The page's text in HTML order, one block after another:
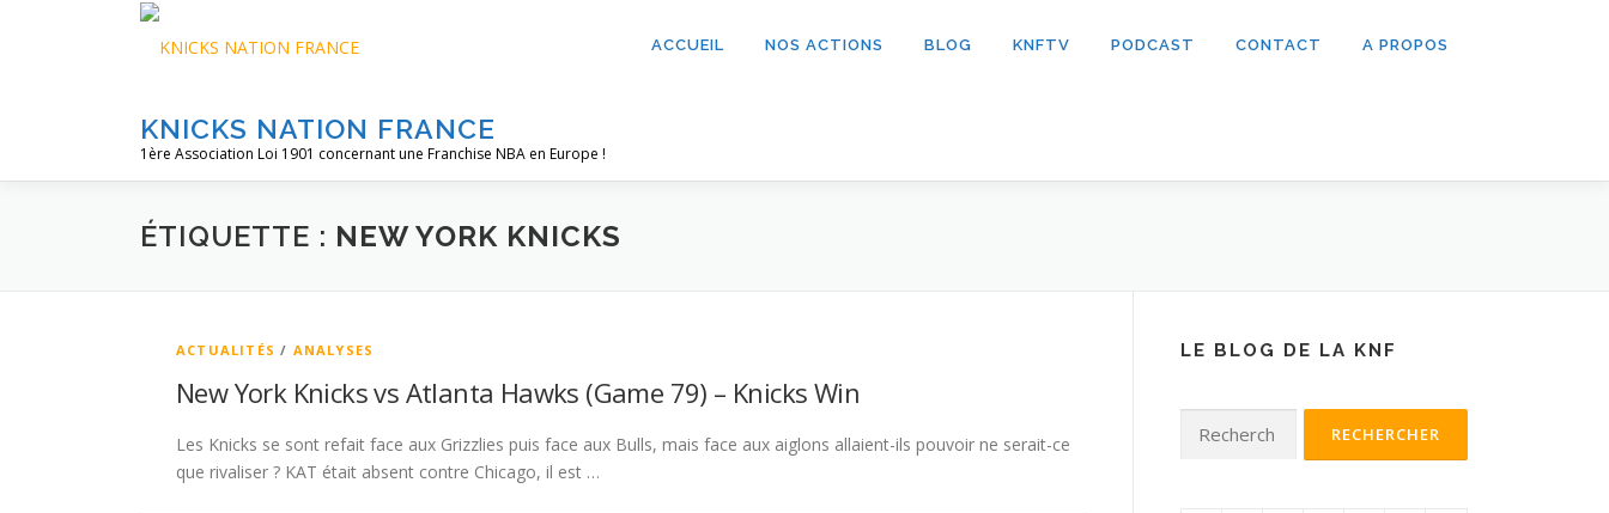
KNICKS NATION FRANCE
1ère Association Loi 1901 concernant une Franchise NBA en Europe !
ACCUEIL NOS ACTIONS BLOG KNFTV PODCAST CONTACT A PROPOS
ÉTIQUETTE : NEW YORK KNICKS
ACTUALITÉS / ANALYSES
New York Knicks vs Atlanta Hawks (Game 79) – Knicks Win
Les Knicks se sont refait face aux Grizzlies puis face aux Bulls, mais face aux aiglons allaient-ils pouvoir ne serait-ce
que rivaliser ? KAT était absent contre Chicago, il est …
LE BLOG DE LA KNF